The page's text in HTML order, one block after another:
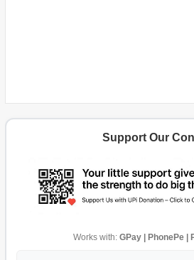
Support Our
Works with: GPay | PhonePe |